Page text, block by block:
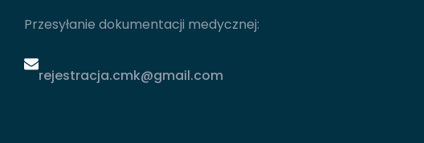
Przesyłanie dokumentacji medycznej:
rejestracja.cmk@gmail.com